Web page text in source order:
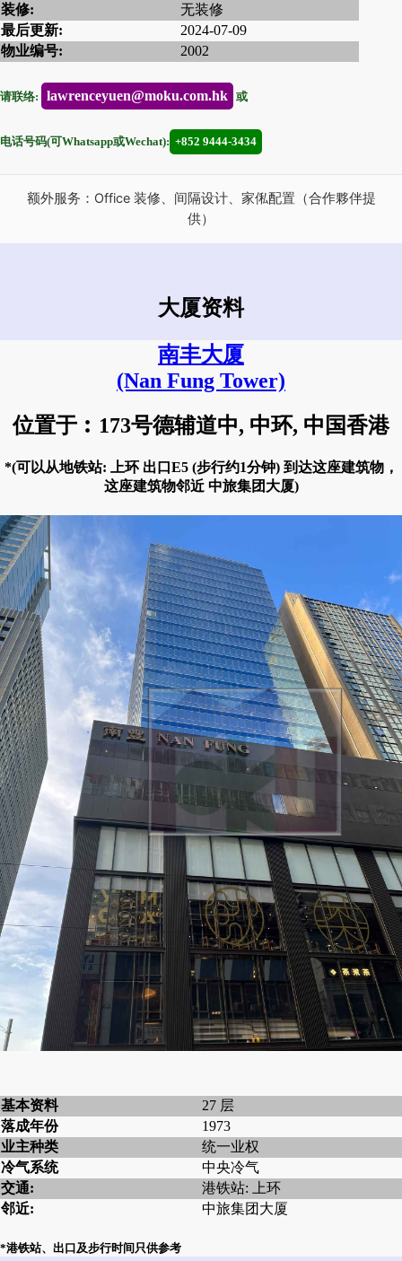
装修:
无装修
最后更新:
2024-07-09
物业编号:
2002
请联络: lawrenceyuen@moku.com.hk 或
电话号码(可Whatsapp或Wechat): +852 9444-3434
额外服务：Office 装修、间隔设计、家俬配置（合作夥伴提
供）
大厦资料
南丰大厦
(Nan Fung Tower)
位置于︰173号德辅道中, 中环, 中国香港
*(可以从地铁站: 上环 出口E5 (步行约1分钟) 到达这座建筑物，
这座建筑物邻近 中旅集团大厦)
基本资料
27 层
落成年份
1973
业主种类
统一业权
冷气系统
中央冷气
交通:
港铁站: 上环
邻近:
中旅集团大厦
*港铁站、出口及步行时间只供参考